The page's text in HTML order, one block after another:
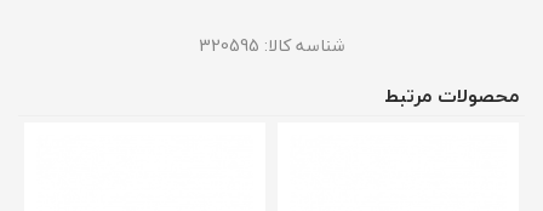
شناسه کالا: 320595
محصولات مرتبط